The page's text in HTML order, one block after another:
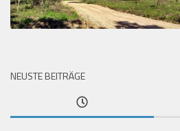
NEUSTE BEITRÄGE